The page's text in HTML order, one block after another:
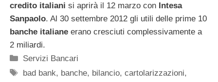
credito italiani si aprirà il 12 marzo con Intesa
Sanpaolo. Al 30 settembre 2012 gli utili delle prime 10
banche italiane erano cresciuti complessivamente a
2 miliardi.
Categorie
Servizi Bancari
Tag
bad bank, banche, bilancio,cartolarizzazioni,